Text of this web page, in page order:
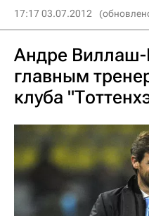
17:17 03.07.2012
Андре
главным
клуба